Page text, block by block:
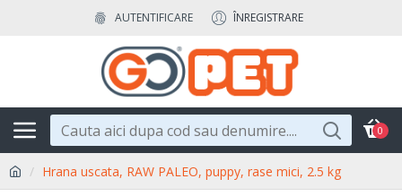
AUTENTIFICARE ÎNREGISTRARE
0
Hrana uscata, RAW PALEO, puppy, rase mici, 2.5 kg